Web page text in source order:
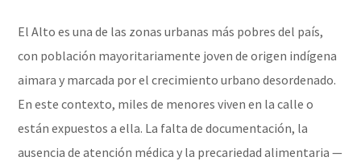
El Alto es una de las zonas urbanas más pobres del país,
con población mayoritariamente joven de origen indígena
aimara y marcada por el crecimiento urbano desordenado.
En este contexto, miles de menores viven en la calle o
están expuestos a ella. La falta de documentación, la
ausencia de atención médica y la precariedad alimentaria —